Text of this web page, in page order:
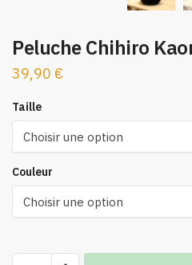
Peluche Chihiro
39,90 €
Taille
Couleur